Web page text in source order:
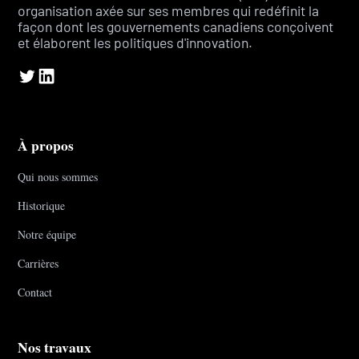
organisation axée sur ses membres qui redéfinit la
façon dont les gouvernements canadiens conçoivent
et élaborent les politiques d'innovation.
À propos
Qui nous sommes
Historique
Notre équipe
Carrières
Contact
Nos travaux